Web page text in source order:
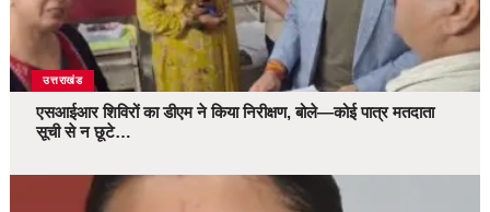
उत्तराखंड
एसआईआर शिविरों का डीएम ने किया निरीक्षण, बोले—कोई पात्र मतदाता
सूची से न छूटे…